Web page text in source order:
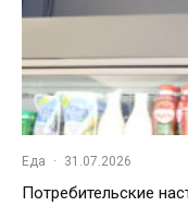
Еда · 31.07.2026
Потребительские